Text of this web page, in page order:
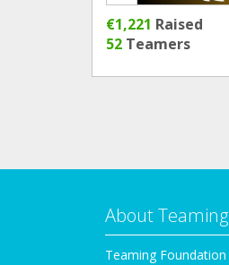
€1,221 Raised
52 Teamers
About Teaming
Teaming Foundation